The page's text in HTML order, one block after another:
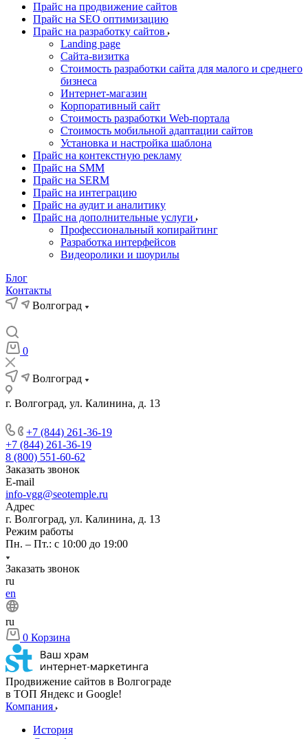
Прайс на продвижение сайтов
Прайс на SEO оптимизацию
Прайс на разработку сайтов
Landing page
Cайта-визитка
Стоимость разработки сайта для малого и среднего
бизнеса
Интернет-магазин
Корпоративный сайт
Стоимость разработки Web-портала
Стоимость мобильной адаптации сайтов
Установка и настройка шаблона
Прайс на контекстную рекламу
Прайс на SMM
Прайс на SERM
Прайс на интеграцию
Прайс на аудит и аналитику
Прайс на дополнительные услуги
Профессиональный копирайтинг
Разработка интерфейсов
Видеоролики и шоурилы
Блог
Контакты
Волгоград
0
Волгоград
г. Волгоград, ул. Калинина, д. 13
+7 (844) 261-36-19
+7 (844) 261-36-19
8 (800) 551-60-62
Заказать звонок
E-mail
info-vgg@seotemple.ru
Адрес
г. Волгоград, ул. Калинина, д. 13
Режим работы
Пн. – Пт.: с 10:00 до 19:00
Заказать звонок
ru
en
ru
0 Корзина
Продвижение сайтов в Волгограде
в ТОП Яндекс и Google!
Компания
История